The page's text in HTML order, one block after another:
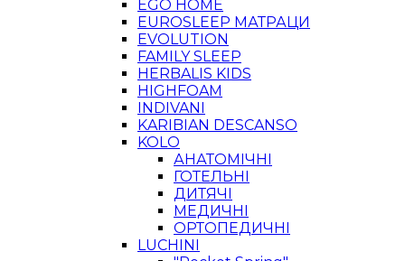
EGO HOME
EUROSLEEP МАТРАЦИ
EVOLUTION
FAMILY SLEEP
HERBALIS KIDS
HIGHFOAM
INDIVANI
KARIBIAN DESCANSO
KOLO
АНАТОМІЧНІ
ГОТЕЛЬНІ
ДИТЯЧІ
МЕДИЧНІ
ОРТОПЕДИЧНІ
LUCHINI